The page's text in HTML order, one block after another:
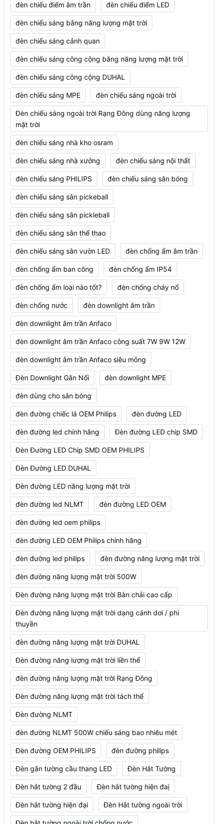
đèn chiếu điểm âm trần đèn chiếu điểm LED
đèn chiếu sáng bằng năng lượng mặt trời
đèn chiếu sáng cảnh quan
đèn chiếu sáng công cộng bằng năng lượng mặt trời
đèn chiếu sáng công cộng DUHAL
đèn chiếu sáng MPE đèn chiếu sáng ngoài trời
Đèn chiếu sáng ngoài trời Rạng Đông dùng năng lượng
mặt trời
đèn chiếu sáng nhà kho osram
đèn chiếu sáng nhà xưởng đèn chiếu sáng nội thất
đèn chiếu sáng PHILIPS đèn chiếu sáng sân bóng
đèn chiếu sáng sân pickeball
đèn chiếu sáng sân pickleball
đèn chiếu sáng sân thể thao
đèn chiếu sáng sân vườn LED đèn chống ẩm âm trần
đèn chống ẩm ban công đèn chống ẩm IP54
đèn chống ẩm loại nào tốt? đèn chống cháy nổ
đèn chống nước đèn downlight âm trần
đèn downlight âm trần Anfaco
đèn downlight âm trần Anfaco công suất 7W 9W 12W
đèn downlight âm trần Anfaco siêu mỏng
Đèn Downlight Gắn Nổi đèn downlight MPE
đèn dùng cho sân bóng
đèn đường chiếc lá OEM Philips đèn đường LED
đèn đường led chính hãng Đèn đường LED chip SMD
Đèn Đường LED Chip SMD OEM PHILIPS
Đèn Đường LED DUHAL
Đèn đường LED năng lượng mặt trời
đèn đường led NLMT đèn đường LED OEM
đèn đường led oem philips
đèn đường LED OEM Philips chính hãng
đèn đường led philips đèn đường năng lượng mặt trời
đèn đường năng lượng mặt trời 500W
Đèn đường năng lượng mặt trời Bàn chải cao cấp
Đèn đường năng lượng mặt trời dạng cánh dơi / phi
thuyền
đèn đường năng lượng mặt trời DUHAL
Đèn đường năng lượng mặt trời liền thể
đèn đường năng lượng mặt trời Rạng Đông
Đèn đường năng lượng mặt trời tách thể
Đèn đường NLMT
đèn đường NLMT 500W chiếu sáng bao nhiêu mét
Đèn đường OEM PHILIPS đèn đường philips
Đèn gắn tường cầu thang LED Đèn Hắt Tường
Đèn hắt tường 2 đầu Đèn hắt tường hiện đaị
Đèn hắt tường hiện đại Đèn Hắt tường ngoài trời